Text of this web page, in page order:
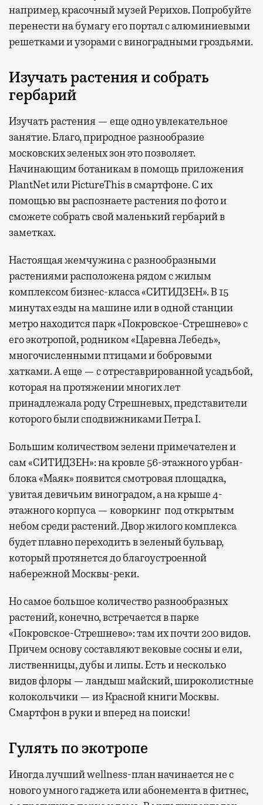
например, красочный музей Рерихов. Попробуйте
перенести на бумагу его портал с алюминиевыми
решетками и узорами с виноградными гроздьями.
Изучать растения и собрать
гербарий
Изучать растения — еще одно увлекательное
занятие. Благо, природное разнообразие
московских зеленых зон это позволяет.
Начинающим ботаникам в помощь приложения
PlantNet или PictureThis в смартфоне. С их
помощью вы распознаете растения по фото и
сможете собрать свой маленький гербарий в
заметках.
Настоящая жемчужина с разнообразными
растениями расположена рядом с жилым
комплексом бизнес-класса «СИТИДЗЕН». В 15
минутах езды на машине или в одной станции
метро находится парк «Покровское-Стрешнево» с
его экотропой, родником «Царевна Лебедь»,
многочисленными птицами и бобровыми
хатками. А еще — с отреставрированной усадьбой,
которая на протяжении многих лет
принадлежала роду Стрешневых, представители
которого были сподвижниками Петра I.
Большим количеством зелени примечателен и
сам «СИТИДЗЕН»: на кровле 56-этажного урбан-
блока «Маяк» появится смотровая площадка,
увитая девичьим виноградом, а на крыше 4-
этажного корпуса — коворкинг под открытым
небом среди растений. Двор жилого комплекса
будет плавно переходить в зеленый бульвар,
который протянется до благоустроенной
набережной Москвы-реки.
Но самое большое количество разнообразных
растений, конечно, встречается в парке
«Покровское-Стрешнево»: там ихпочти 200 видов.
Причем основу составляют вековые сосны и ели,
лиственницы, дубы и липы. Есть и несколько
видов флоры — ландыш майский, широколистные
колокольчики — из Красной книги Москвы.
Смартфон в руки и вперед на поиски!
Гулять по экотропе
Иногда лучший wellness-план начинается не с
нового умного гаджета или абонемента в фитнес,